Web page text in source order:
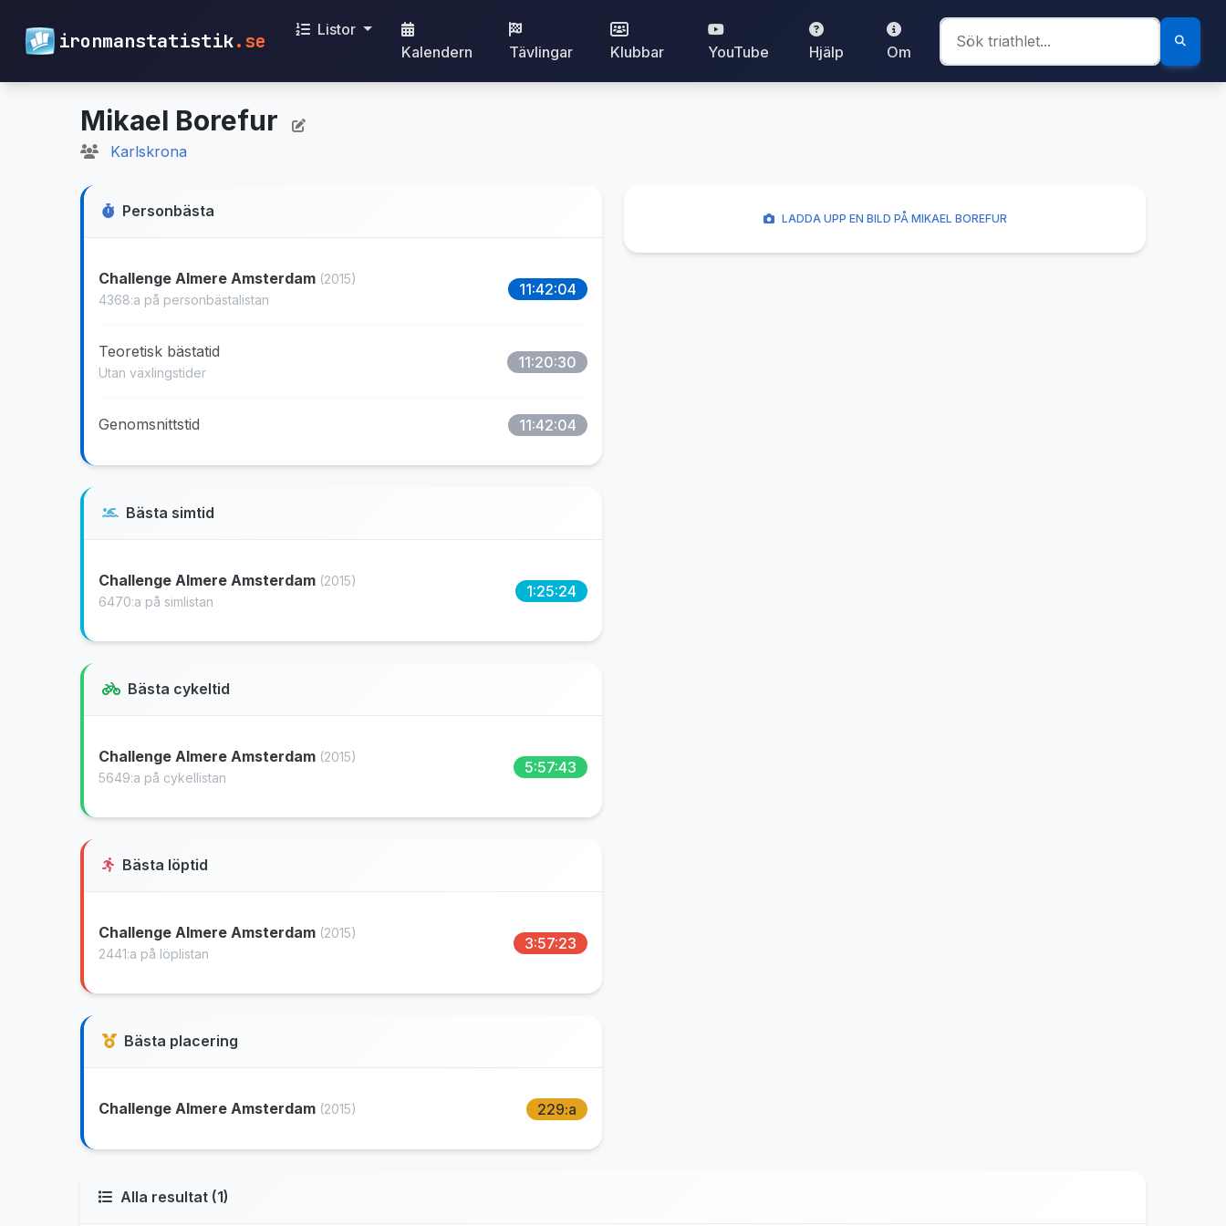
ironmanstatistik.se
Listor
Kalendern
Tävlingar Klubbar YouTube Hjälp Om
Mikael Borefur
Karlskrona
Personbästa
Challenge Almere Amsterdam (2015)
4368:a på personbästalistan
11:42:04
Teoretisk bästatid
Utan växlingstider
11:20:30
Genomsnittstid 11:42:04
Bästa simtid
Challenge Almere Amsterdam (2015)
6470:a på simlistan
1:25:24
Bästa cykeltid
Challenge Almere Amsterdam (2015)
5649:a på cykellistan
5:57:43
Bästa löptid
Challenge Almere Amsterdam (2015)
2441:a på löplistan
3:57:23
Bästa placering
Challenge Almere Amsterdam (2015) 229:a
LADDA UPP EN BILD PÅ MIKAEL BOREFUR
Alla resultat (1)